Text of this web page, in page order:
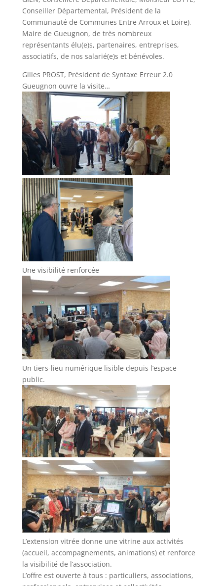
Conseiller Départemental, Président de la
Communauté de Communes Entre Arroux et Loire),
Maire de Gueugnon, de très nombreux
représentants élu(e)s, partenaires, entreprises,
associatifs, de nos salarié(e)s et bénévoles.
Gilles PROST, Président de Syntaxe Erreur 2.0
Gueugnon ouvre la visite…
Une visibilité renforcée
Un tiers-lieu numérique lisible depuis l’espace
public.
L’extension vitrée donne une vitrine aux activités
(accueil, accompagnements, animations) et renforce
la visibilité de l’association.
L’offre est ouverte à tous : particuliers, associations,